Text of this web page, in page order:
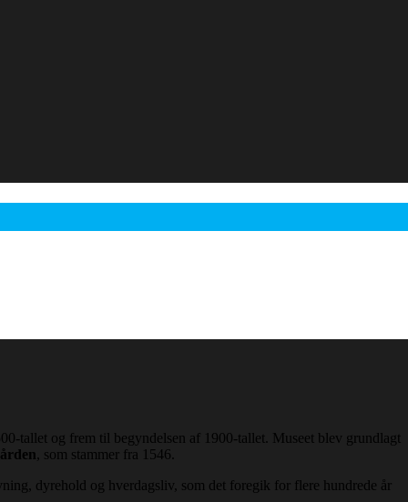
tallet og frem til begyndelsen af 1900-tallet. Museet blev grundlagt
, som stammer fra 1546.
dyrehold og hverdagsliv, som det foregik for flere hundrede år